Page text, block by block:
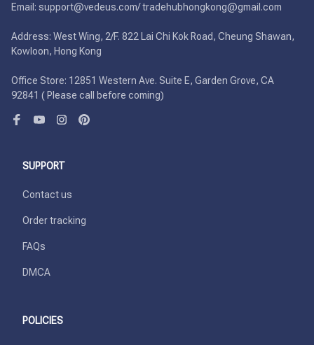
Email: support@vedeus.com/ tradehubhongkong@gmail.com
Address: West Wing, 2/F. 822 Lai Chi Kok Road, Cheung Shawan,
Kowloon, Hong Kong
Office Store: 12851 Western Ave. Suite E, Garden Grove, CA
92841 ( Please call before coming)
SUPPORT
Contact us
Order tracking
FAQs
DMCA
POLICIES